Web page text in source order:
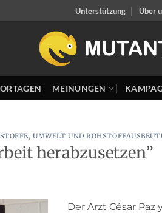
Unterstützung Über
MEINUNGEN
,UMWELT UND
herabzusetzen”
Der Arzt César Paz